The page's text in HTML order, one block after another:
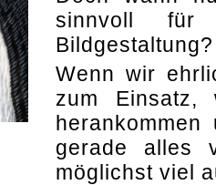
sinnvoll für
Bildgestaltung?
Wenn wir
zum
gerade alles
möglichst viel